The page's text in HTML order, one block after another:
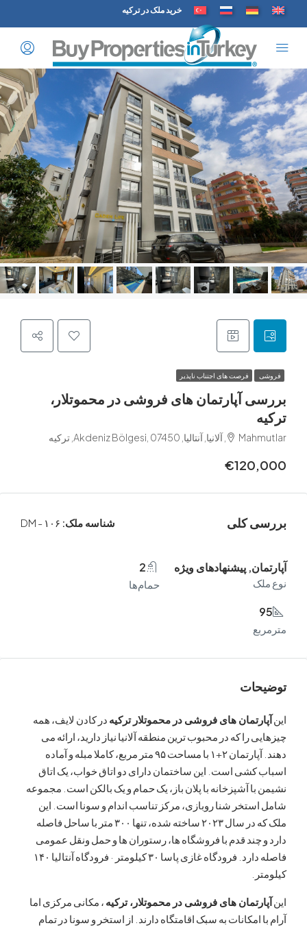
خرید ملک در ترکیه
فرصت های اجتناب ناپذیر
آپارتمان های فروشی در محموتلار،
کلی شناسه ملک:DM - ۱۰۶
پیشنهادهای ویژه 2
های فروشی در محموتلار ترکیهدر کادن لایف، همه
را که در محبوب ترین منطقه آلانیا نیاز دارید، ارائه می
دهند. آپارتمان ۲+۱ با مساحت ۹۵ متر مربع، کاملا مبله و آماده
است. این ساختمان دارای دو اتاق خواب، یک اتاق
آشپزخانه با پلان باز، یک حمام و یک بالکن است. مجموعه
شنا روبازی، مرکز تناسب اندام و سونا است. این
ملک که در سال ۲۰۲۳ ساخته شده، تنها ۳۰۰ متر با ساحل فاصله
قدم با فروشگاه ها، رستوران ها و حمل ونقل عمومی
فاصله دارد. فرودگاه غازی پاسا ۳۰ کیلومتر · فرودگاه آنتالیا ۱۴۰
های فروشی در محموتلار، ترکیه، مکانی مرکزی اما
امکانات به سبک اقامتگاه دارند. از استخر و سونا در تمام